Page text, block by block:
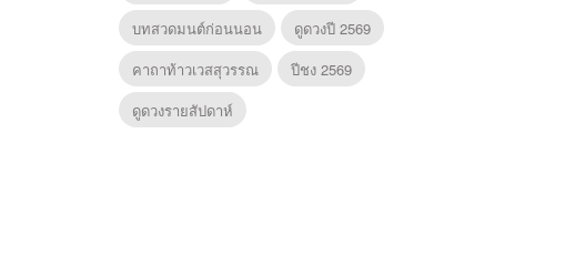
บทสวดมนต์ก่อนนอน
ดูดวงปี 2569
คาถาท้าวเวสสุวรรณ
ปีชง 2569
ดูดวงรายสัปดาห์